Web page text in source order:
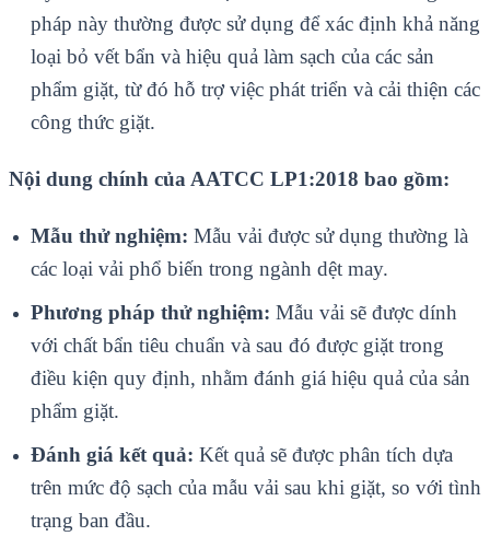
pháp này thường được sử dụng để xác định khả năng
loại bỏ vết bẩn và hiệu quả làm sạch của các sản
phẩm giặt, từ đó hỗ trợ việc phát triển và cải thiện các
công thức giặt.
Nội dung chính của AATCC LP1:2018 bao gồm:
Mẫu thử nghiệm: Mẫu vải được sử dụng thường là
các loại vải phổ biến trong ngành dệt may.
Phương pháp thử nghiệm: Mẫu vải sẽ được dính
với chất bẩn tiêu chuẩn và sau đó được giặt trong
điều kiện quy định, nhằm đánh giá hiệu quả của sản
phẩm giặt.
Đánh giá kết quả: Kết quả sẽ được phân tích dựa
trên mức độ sạch của mẫu vải sau khi giặt, so với tình
trạng ban đầu.